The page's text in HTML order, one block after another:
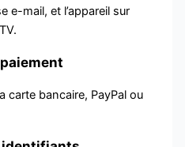
e-mail, et l’appareil sur
carte bancaire, PayPal ou